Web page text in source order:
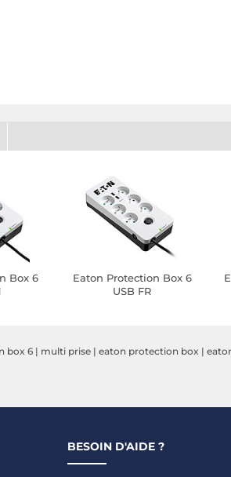
Box 6
Eaton Protection Box 6
USB FR
box 6 | multi prise | eaton protection box |
BESOIN D'AIDE ?